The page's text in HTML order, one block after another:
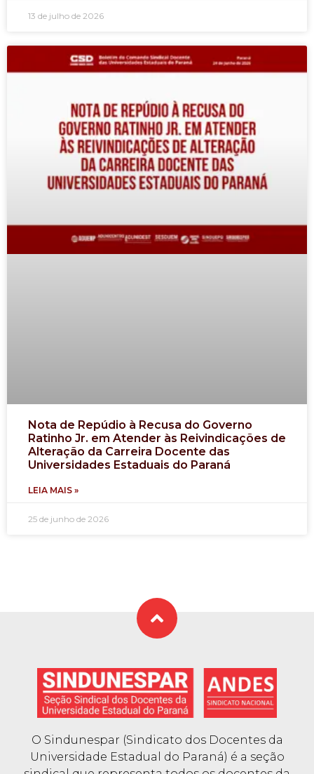
13 de julho de 2026
Nota de Repúdio à Recusa do Governo
Ratinho Jr. em Atender às Reivindicações de
Alteração da Carreira Docente das
Universidades Estaduais do Paraná
LEIA MAIS »
25 de junho de 2026
O Sindunespar (Sindicato dos Docentes da
Universidade Estadual do Paraná) é a seção